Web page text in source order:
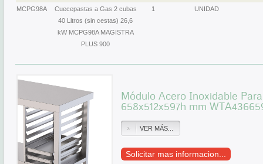
MCPG98A
Cuecepastas a Gas 2 cubas
40 Litros (sin cestas) 26,6
kW MCPG98A MAGISTRA
PLUS 900
1 UNIDAD
Módulo Acero Inoxidable
658x512x597h mm
VER MÁS...
Solicitar mas informacion...